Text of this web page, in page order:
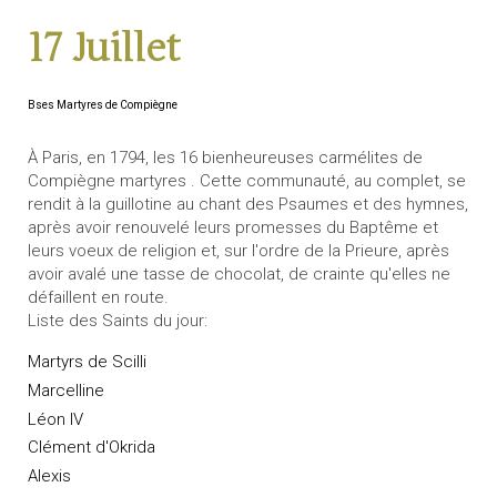
17 Juillet
Bses Martyres de Compiègne
À Paris, en 1794, les 16 bienheureuses carmélites de
Compiègne martyres . Cette communauté, au complet, se
rendit à la guillotine au chant des Psaumes et des hymnes,
après avoir renouvelé leurs promesses du Baptême et
leurs voeux de religion et, sur l'ordre de la Prieure, après
avoir avalé une tasse de chocolat, de crainte qu'elles ne
défaillent en route.
Liste des Saints du jour:
Martyrs de Scilli
Marcelline
Léon IV
Clément d'Okrida
Alexis